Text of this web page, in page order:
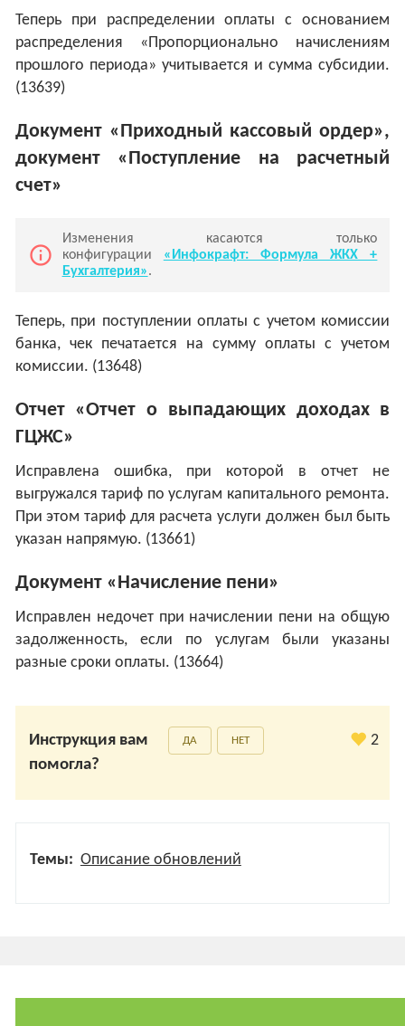
Теперь при распределении оплаты с основанием
распределения «Пропорционально начислениям
прошлого периода» учитывается и сумма субсидии.
(13639)
Документ «Приходный кассовый ордер»,
документ «Поступление на расчетный
счет»
info_outline
Изменения касаются только
конфигурации «Инфокрафт: Формула ЖКХ +
Бухгалтерия».
Теперь, при поступлении оплаты с учетом комиссии
банка, чек печатается на сумму оплаты с учетом
комиссии. (13648)
Отчет «Отчет о выпадающих доходах в
ГЦЖС»
Исправлена ошибка, при которой в отчет не
выгружался тариф по услугам капитального ремонта.
При этом тариф для расчета услуги должен был быть
указан напрямую. (13661)
Документ «Начисление пени»
Исправлен недочет при начислении пени на общую
задолженность, если по услугам были указаны
разные сроки оплаты. (13664)
Инструкция вам
помогла?
ДА НЕТ 2
Темы: Описание обновлений